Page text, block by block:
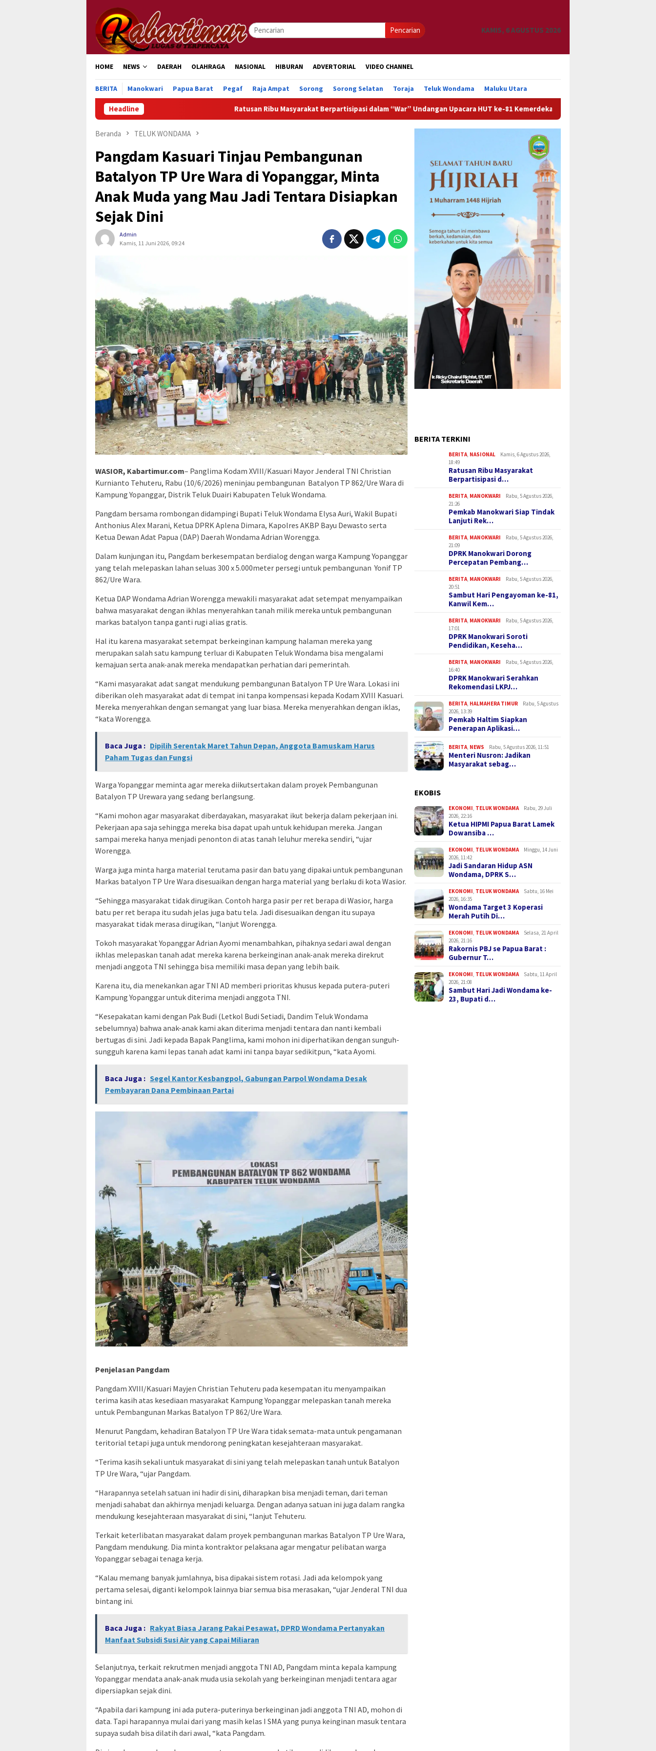
konten
Pencarian KAMIS, 6 AGUSTUS 2026
HOME NEWS DAERAH OLAHRAGA NASIONAL HIBURAN ADVERTORIAL VIDEO CHANNEL
BERITA Manokwari Papua Barat Pegaf Raja Ampat Sorong Sorong Selatan Toraja Teluk Wondama Maluku Utara
Headline Ratusan Ribu Masyarakat Berpartisipasi dalam “War” Undangan Upacara HUT ke-81 Kemerdekaan RI Pemkab Manokwari Siap Tindak
Beranda TELUK WONDAMA
Pangdam Kasuari Tinjau Pembangunan
Batalyon TP Ure Wara di Yopanggar, Minta
Anak Muda yang Mau Jadi Tentara Disiapkan
Sejak Dini
Admin
Kamis, 11 Juni 2026, 09:24
WASIOR, Kabartimur.com– Panglima Kodam XVIII/Kasuari Mayor Jenderal TNI Christian
Kurnianto Tehuteru, Rabu (10/6/2026) meninjau pembangunan Batalyon TP 862/Ure Wara di
Kampung Yopanggar, Distrik Teluk Duairi Kabupaten Teluk Wondama.
Pangdam bersama rombongan didampingi Bupati Teluk Wondama Elysa Auri, Wakil Bupati
Anthonius Alex Marani, Ketua DPRK Aplena Dimara, Kapolres AKBP Bayu Dewasto serta
Ketua Dewan Adat Papua (DAP) Daerah Wondama Adrian Worengga.
Dalam kunjungan itu, Pangdam berkesempatan berdialog dengan warga Kampung Yopanggar
yang telah melepaskan lahan seluas 300 x 5.000meter persegi untuk pembangunan Yonif TP
862/Ure Wara.
Ketua DAP Wondama Adrian Worengga mewakili masyarakat adat setempat menyampaikan
bahwa masyarakat dengan ikhlas menyerahkan tanah milik mereka untuk pembangunan
markas batalyon tanpa ganti rugi alias gratis.
Hal itu karena masyarakat setempat berkeinginan kampung halaman mereka yang
merupakan salah satu kampung terluar di Kabupaten Teluk Wondama bisa mengalami
kemajuan serta anak-anak mereka mendapatkan perhatian dari pemerintah.
“Kami masyarakat adat sangat mendukung pembangunan Batalyon TP Ure Wara. Lokasi ini
diberikan oleh masyarakat adat di tempat ini tanpa kompensasi kepada Kodam XVIII Kasuari.
Mereka menyerahkan dengan semangat yang luar biasa. Mereka menyerahkan dengan iklas,
“kata Worengga.
Baca Juga : Dipilih Serentak Maret Tahun Depan, Anggota Bamuskam Harus
Paham Tugas dan Fungsi
Warga Yopanggar meminta agar mereka diikutsertakan dalam proyek Pembangunan
Batalyon TP Urewara yang sedang berlangsung.
“Kami mohon agar masyarakat diberdayakan, masyarakat ikut bekerja dalam pekerjaan ini.
Pekerjaan apa saja sehingga mereka bisa dapat upah untuk kehidupan mereka. Jangan
sampai mereka hanya menjadi penonton di atas tanah leluhur mereka sendiri, “ujar
Worengga.
Warga juga minta harga material terutama pasir dan batu yang dipakai untuk pembangunan
Markas batalyon TP Ure Wara disesuaikan dengan harga material yang berlaku di kota Wasior.
“Sehingga masyarakat tidak dirugikan. Contoh harga pasir per ret berapa di Wasior, harga
batu per ret berapa itu sudah jelas juga batu tela. Jadi disesuaikan dengan itu supaya
masyarakat tidak merasa dirugikan, “lanjut Worengga.
Tokoh masyarakat Yopanggar Adrian Ayomi menambahkan, pihaknya sedari awal dengan
ikhlas melepaskan tanah adat mereka karena berkeinginan anak-anak mereka direkrut
menjadi anggota TNI sehingga bisa memiliki masa depan yang lebih baik.
Karena itu, dia menekankan agar TNI AD memberi prioritas khusus kepada putera-puteri
Kampung Yopanggar untuk diterima menjadi anggota TNI.
“Kesepakatan kami dengan Pak Budi (Letkol Budi Setiadi, Dandim Teluk Wondama
sebelumnya) bahwa anak-anak kami akan diterima menjadi tentara dan nanti kembali
bertugas di sini. Jadi kepada Bapak Panglima, kami mohon ini diperhatikan dengan sunguh-
sungguh karena kami lepas tanah adat kami ini tanpa bayar sedikitpun, “kata Ayomi.
Baca Juga : Segel Kantor Kesbangpol, Gabungan Parpol Wondama Desak
Pembayaran Dana Pembinaan Partai
Penjelasan Pangdam
Pangdam XVIII/Kasuari Mayjen Christian Tehuteru pada kesempatan itu menyampaikan
terima kasih atas kesediaan masyarakat Kampung Yopanggar melepaskan tanah mereka
untuk Pembangunan Markas Batalyon TP 862/Ure Wara.
Menurut Pangdam, kehadiran Batalyon TP Ure Wara tidak semata-mata untuk pengamanan
teritorial tetapi juga untuk mendorong peningkatan kesejahteraan masyarakat.
“Terima kasih sekali untuk masyarakat di sini yang telah melepaskan tanah untuk Batalyon
TP Ure Wara, “ujar Pangdam.
“Harapannya setelah satuan ini hadir di sini, diharapkan bisa menjadi teman, dari teman
menjadi sahabat dan akhirnya menjadi keluarga. Dengan adanya satuan ini juga dalam rangka
mendukung kesejahteraan masyarakat di sini, “lanjut Tehuteru.
Terkait keterlibatan masyarakat dalam proyek pembangunan markas Batalyon TP Ure Wara,
Pangdam mendukung. Dia minta kontraktor pelaksana agar mengatur pelibatan warga
Yopanggar sebagai tenaga kerja.
“Kalau memang banyak jumlahnya, bisa dipakai sistem rotasi. Jadi ada kelompok yang
pertama selesai, diganti kelompok lainnya biar semua bisa merasakan, “ujar Jenderal TNI dua
bintang ini.
Baca Juga : Rakyat Biasa Jarang Pakai Pesawat, DPRD Wondama Pertanyakan
Manfaat Subsidi Susi Air yang Capai Miliaran
Selanjutnya, terkait rekrutmen menjadi anggota TNI AD, Pangdam minta kepala kampung
Yopanggar mendata anak-anak muda usia sekolah yang berkeinginan menjadi tentara agar
dipersiapkan sejak dini.
“Apabila dari kampung ini ada putera-puterinya berkeinginan jadi anggota TNI AD, mohon di
data. Tapi harapannya mulai dari yang masih kelas I SMA yang punya keinginan masuk tentara
supaya sudah bisa dilatih dari awal, “kata Pangdam.
BERITA TERKINI
BERITA NASIONAL
Kamis, 6 Agustus 2026,
18:49
Ratusan Ribu Masyarakat
Berpartisipasi d…
BERITA MANOKWARI
Rabu, 5 Agustus 2026,
21:26
Pemkab Manokwari Siap Tindak
Lanjuti Rek…
BERITA MANOKWARI
Rabu, 5 Agustus 2026,
21:09
DPRK Manokwari Dorong
Percepatan Pembang…
BERITA MANOKWARI
Rabu, 5 Agustus 2026,
20:51
Sambut Hari Pengayoman ke-81,
Kanwil Kem…
BERITA MANOKWARI
Rabu, 5 Agustus 2026,
17:01
DPRK Manokwari Soroti
Pendidikan, Keseha…
BERITA MANOKWARI
Rabu, 5 Agustus 2026,
16:40
DPRK Manokwari Serahkan
Rekomendasi LKPJ…
BERITA HALMAHERA TIMUR
Rabu, 5 Agustus
2026, 13:39
Pemkab Haltim Siapkan
Penerapan Aplikasi…
BERITA NEWS Rabu, 5 Agustus 2026, 11:51
Menteri Nusron: Jadikan
Masyarakat sebag…
EKOBIS
EKONOMI TELUK WONDAMA
Rabu, 29 Juli
2026, 22:16
Ketua HIPMI Papua Barat Lamek
Dowansiba …
EKONOMI TELUK WONDAMA
Minggu, 14 Juni
2026, 11:42
Jadi Sandaran Hidup ASN
Wondama, DPRK S…
EKONOMI TELUK WONDAMA
Sabtu, 16 Mei
2026, 16:35
Wondama Target 3 Koperasi
Merah Putih Di…
EKONOMI TELUK WONDAMA
Selasa, 21 April
2026, 21:16
Rakornis PBJ se Papua Barat :
Gubernur T…
EKONOMI TELUK WONDAMA
Sabtu, 11 April
2026, 21:08
Sambut Hari Jadi Wondama ke-
23, Bupati d…